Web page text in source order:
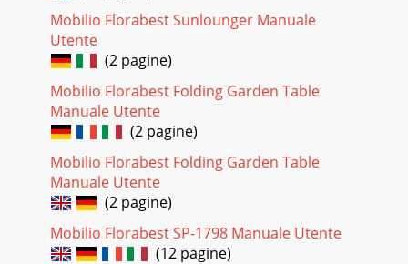
Mobilio Florabest Sunlounger Manuale
Utente
(2 pagine)
Mobilio Florabest Folding Garden Table
Manuale Utente
(2 pagine)
Mobilio Florabest Folding Garden Table
Manuale Utente
(2 pagine)
Mobilio Florabest SP-1798 Manuale Utente
(12 pagine)